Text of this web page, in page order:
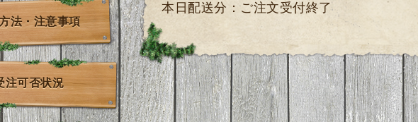
本日配送分：ご注文受付終了
法・注意事項
注可否状況